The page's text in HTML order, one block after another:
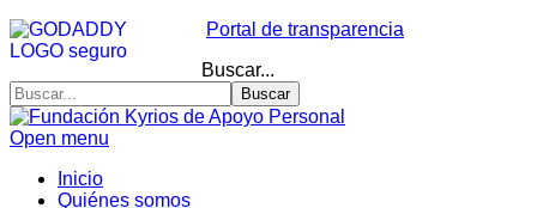
Portal de transparencia
Buscar...
Buscar
Open menu
Inicio
Quiénes somos